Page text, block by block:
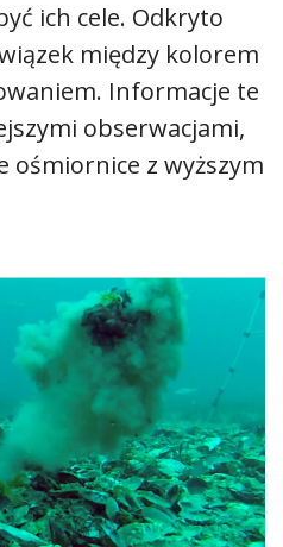
ich cele. Odkryto
między kolorem
Informacje te
obserwacjami,
ośmiornice z wyższym